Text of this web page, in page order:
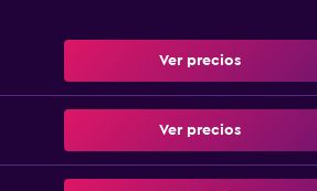
Ver precios
Ver precios